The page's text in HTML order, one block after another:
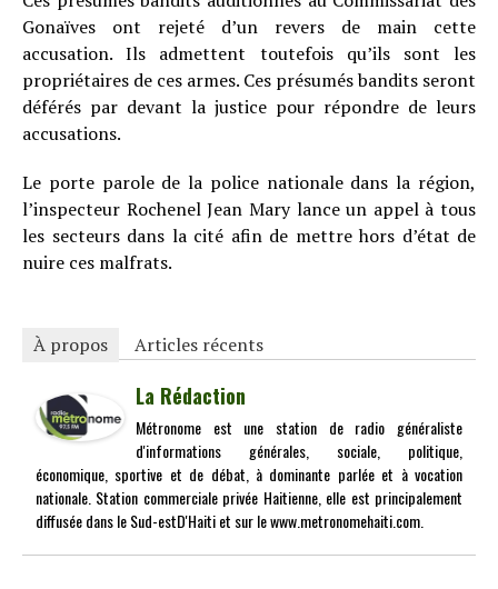
Gonaïves ont rejeté d’un revers de main cette
accusation. Ils admettent toutefois qu’ils sont les
propriétaires de ces armes. Ces présumés bandits seront
déférés par devant la justice pour répondre de leurs
accusations.
Le porte parole de la police nationale dans la région,
l’inspecteur Rochenel Jean Mary lance un appel à tous
les secteurs dans la cité afin de mettre hors d’état de
nuire ces malfrats.
À propos Articles récents
La Rédaction
Métronome est une station de radio généraliste
d'informations générales, sociale, politique,
économique, sportive et de débat, à dominante parlée et à vocation
nationale. Station commerciale privée Haitienne, elle est principalement
diffusée dans le Sud-estD'Haiti et sur le www.metronomehaiti.com.